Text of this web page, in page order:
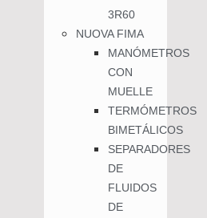
3R60
NUOVA FIMA
MANÓMETROS
CON
MUELLE
TERMÓMETROS
BIMETÁLICOS
SEPARADORES
DE
FLUIDOS
DE